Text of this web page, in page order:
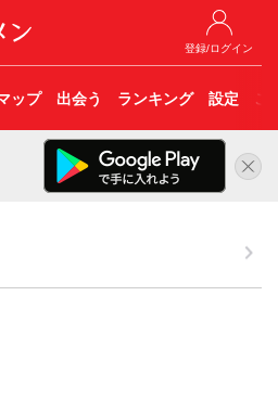
登録/ログイン
ップ 出会う ランキング 設定 こ